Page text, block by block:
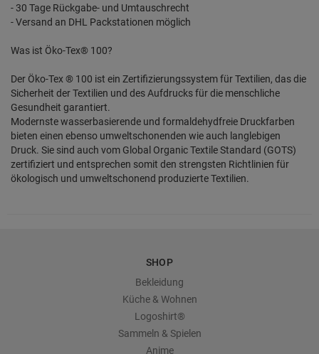
- 30 Tage Rückgabe- und Umtauschrecht
- Versand an DHL Packstationen möglich
Was ist Öko-Tex® 100?
Der Öko-Tex ® 100 ist ein Zertifizierungssystem für Textilien, das die
Sicherheit der Textilien und des Aufdrucks für die menschliche
Gesundheit garantiert.
Modernste wasserbasierende und formaldehydfreie Druckfarben
bieten einen ebenso umweltschonenden wie auch langlebigen
Druck. Sie sind auch vom Global Organic Textile Standard (GOTS)
zertifiziert und entsprechen somit den strengsten Richtlinien für
ökologisch und umweltschonend produzierte Textilien.
SHOP
Bekleidung
Küche & Wohnen
Logoshirt®
Sammeln & Spielen
Anime